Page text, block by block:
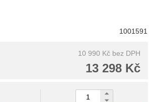
1001591
10 990 Kč bez DPH
13 298 Kč